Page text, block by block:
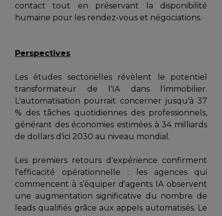
contact tout en préservant la disponibilité
humaine pour les rendez-vous et négociations.
Perspectives
Les études sectorielles révèlent le potentiel
transformateur de l'IA dans l'immobilier.
L'automatisation pourrait concerner jusqu'à 37
% des tâches quotidiennes des professionnels,
générant des économies estimées à 34 milliards
de dollars d'ici 2030 au niveau mondial.
Les premiers retours d'expérience confirment
l'efficacité opérationnelle : les agences qui
commencent à s’équiper d'agents IA observent
une augmentation significative du nombre de
leads qualifiés grâce aux appels automatisés. Le